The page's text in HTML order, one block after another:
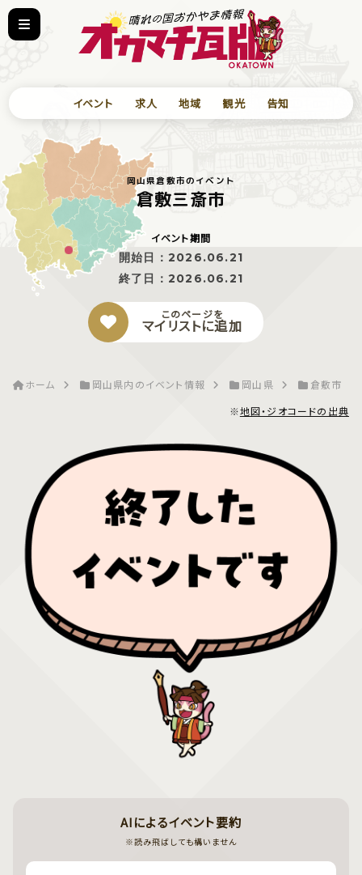
イベント 求人 地域 観光 告知
岡山県倉敷市のイベント
倉敷三斎市
イベント期間
開始日： 2026.06.21
終了日： 2026.06.21
このページを
マイリストに追加
ホーム 岡山県内のイベント情報 岡山県
倉敷市
※地図・ジオコードの出典
AIによるイベント要約
※読み飛ばしても構いません